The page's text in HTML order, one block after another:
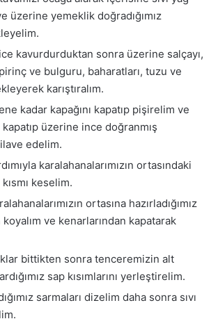
üzerine yemeklik doğradığımız
kavurdurduktan sonra üzerine salçayı,
pirinç ve bulguru, baharatları, tuzu ve
karıştıralım.
kadar kapağını kapatıp pişirelim ve
kapatıp üzerine ince doğranmış
edelim.
karalahanalarımızın ortasındaki
keselim.
ortasına hazırladığımız
koyalım ve kenarlarından kapatarak
bittikten sonra tenceremizin alt
sap kısımlarını yerleştirelim.
sarmaları dizelim daha sonra sıvı